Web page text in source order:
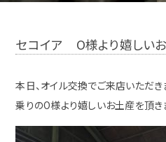
セコイア O様より嬉しいお
本日、オイル交換でご来店いただ
乗りのO様より嬉しいお土産を頂き